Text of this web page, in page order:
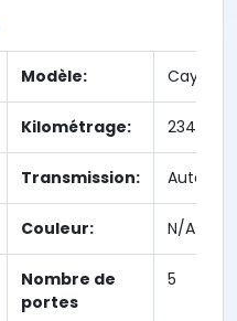
Modèle: Cayenne
Kilométrage: 234,000
Transmission:
Couleur: N/A
Nombre de
portes
5